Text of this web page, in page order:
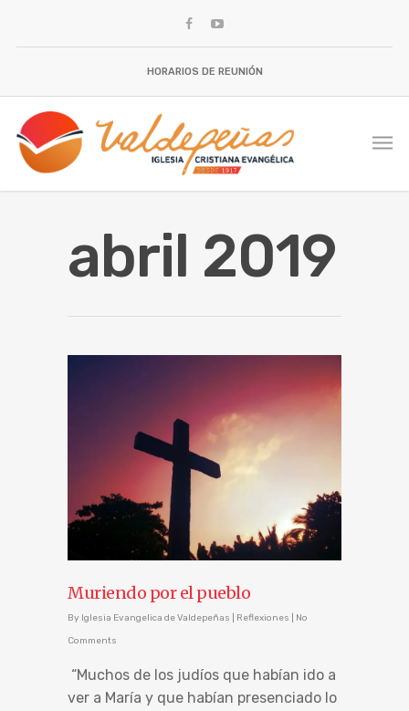
HORARIOS DE REUNIÓN
abril 2019
Muriendo por el pueblo
By Iglesia Evangelica de Valdepeñas Reflexiones No
Comments
“Muchos de los judíos que habían ido a
ver a María y que habían presenciado lo